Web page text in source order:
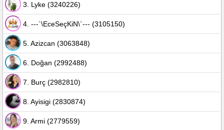
3. Lyke (3240226)
4. ---`\EceSeçKiN\`--- (3105150)
5. Azizcan (3063848)
6. Doğan (2992488)
7. Burç (2982810)
8. Ayisigi (2830874)
9. Armi (2779559)